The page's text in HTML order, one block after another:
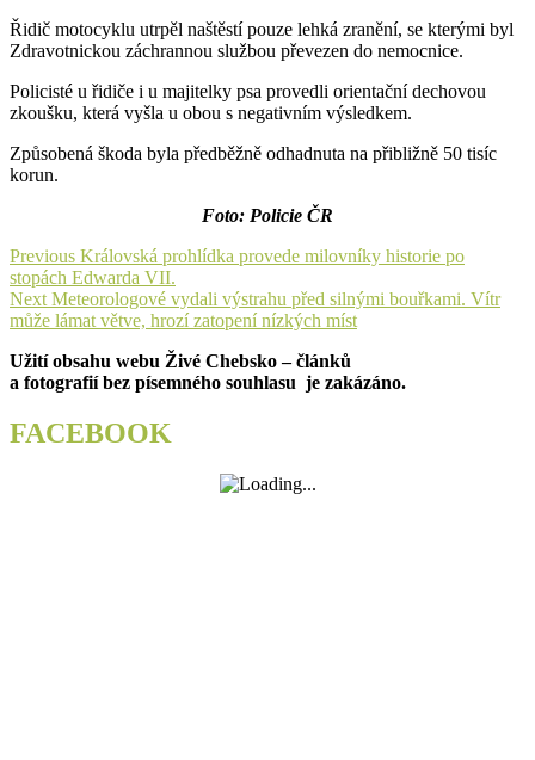
Řidič motocyklu utrpěl naštěstí pouze lehká zranění, se kterými byl
Zdravotnickou záchrannou službou převezen do nemocnice.
Policisté u řidiče i u majitelky psa provedli orientační dechovou
zkoušku, která vyšla u obou s negativním výsledkem.
Způsobená škoda byla předběžně odhadnuta na přibližně 50 tisíc
korun.
Foto: Policie ČR
Navigace
pro
příspěvek
Previous Previous
post:
Královská prohlídka provede milovníky historie po
stopách Edwarda VII.
Next Next
post:
Meteorologové vydali výstrahu před silnými bouřkami. Vítr
může lámat větve, hrozí zatopení nízkých míst
Užití obsahu webu Živé Chebsko – článků
a fotografií bez písemného souhlasu je zakázáno.
FACEBOOK